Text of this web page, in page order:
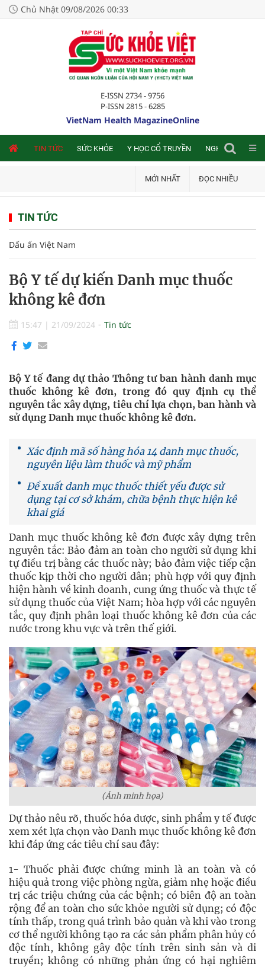
Chủ Nhật 09/08/2026 00:33
E-ISSN 2734 - 9756
P-ISSN 2815 - 6285
VietNam Health MagazineOnline
TIN TỨC SỨC KHỎE Y HỌC CỔ TRUYỀN NGHIÊN CỨU
MỚI NHẤT ĐỌC NHIỀU
TIN TỨC
Dấu ấn Việt Nam
Bộ Y tế dự kiến Danh mục thuốc
không kê đơn
15:47 | 21/09/2024 Tin tức
Bộ Y tế đang dự thảo Thông tư ban hành danh mục
thuốc không kê đơn, trong đó quy định cụ thể
nguyên tắc xây dựng, tiêu chí lựa chọn, ban hành và
sử dụng Danh mục thuốc không kê đơn.
Xác định mã số hàng hóa 14 danh mục thuốc,
nguyên liệu làm thuốc và mỹ phẩm
Đề xuất danh mục thuốc thiết yếu được sử
dụng tại cơ sở khám, chữa bệnh thực hiện kê
khai giá
Danh mục thuốc không kê đơn được xây dựng trên
nguyên tắc: Bảo đảm an toàn cho người sử dụng khi
tự điều trị bằng các thuốc này; bảo đảm việc tiếp cận
thuốc kịp thời cho người dân; phù hợp với quy định
hiện hành về kinh doanh, cung ứng thuốc và thực tế
sử dụng thuốc của Việt Nam; hòa hợp với các nguyên
tắc, quy định phân loại thuốc không kê đơn của các
nước trong khu vực và trên thế giới.
(Ảnh minh họa)
Dự thảo nêu rõ, thuốc hóa dược, sinh phẩm y tế được
xem xét lựa chọn vào Danh mục thuốc không kê đơn
khi đáp ứng các tiêu chí sau đây:
1- Thuốc phải được chứng minh là an toàn và có
hiệu quả trong việc phòng ngừa, giảm nhẹ hoặc điều
trị các triệu chứng của các bệnh; có biên độ an toàn
rộng để an toàn cho sức khỏe người sử dụng; có độc
tính thấp, trong quá trình bảo quản và khi vào trong
cơ thể người không tạo ra các sản phẩm phân hủy có
độc tính, không gây độc tính trên sinh sản và di
truyền; không có những phản ứng có hại nghiêm